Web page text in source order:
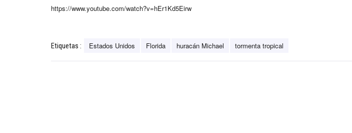
https://www.youtube.com/watch?v=hEr1Kd5Eirw
Etiquetas : Estados Unidos Florida huracán Michael tormenta tropical